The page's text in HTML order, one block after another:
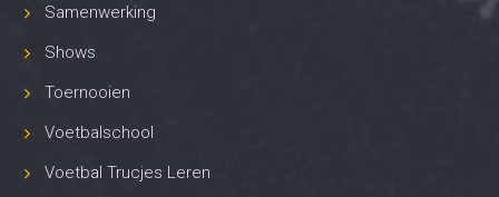
Samenwerking
Shows
Toernooien
Voetbalschool
Voetbal Trucjes Leren